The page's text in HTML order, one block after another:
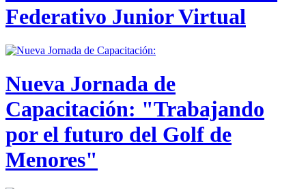
Federativo Junior Virtual
Nueva Jornada de
Capacitación: "Trabajando
por el futuro del Golf de
Menores"